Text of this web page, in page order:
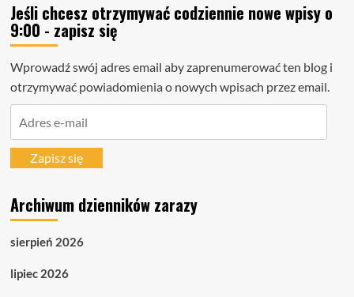
Jeśli chcesz otrzymywać codziennie nowe wpisy o
9:00 - zapisz się
Wprowadź swój adres email aby zaprenumerować ten blog i
otrzymywać powiadomienia o nowych wpisach przez email.
mailZapisz się
Archiwum dzienników zarazy
sierpień 2026
lipiec 2026